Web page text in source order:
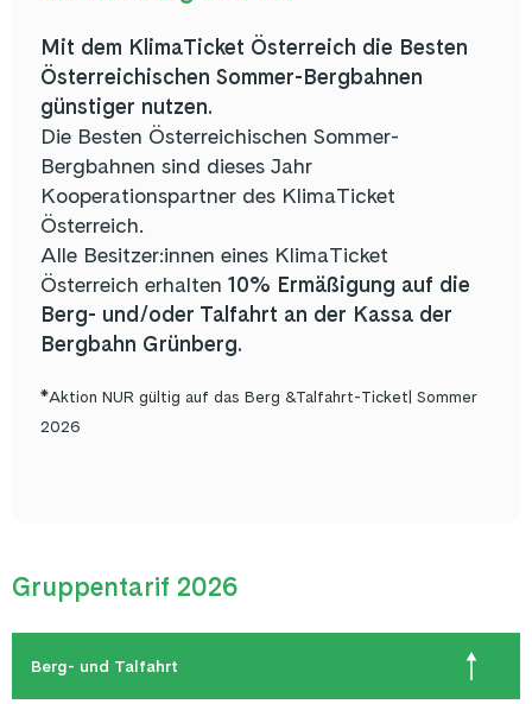
Mit dem KlimaTicket Österreich die Besten
Österreichischen Sommer-Bergbahnen
günstiger nutzen.
Die Besten Österreichischen Sommer-
Bergbahnen sind dieses Jahr
Kooperationspartner des KlimaTicket
Österreich.
Alle Besitzer:innen eines KlimaTicket
Österreich erhalten 10% Ermäßigung auf die
Berg- und/oder Talfahrt an der Kassa der
Bergbahn Grünberg.
*Aktion NUR gültig auf das Berg &Talfahrt-Ticket| Sommer
2026
Gruppentarif 2026
Berg- und Talfahrt